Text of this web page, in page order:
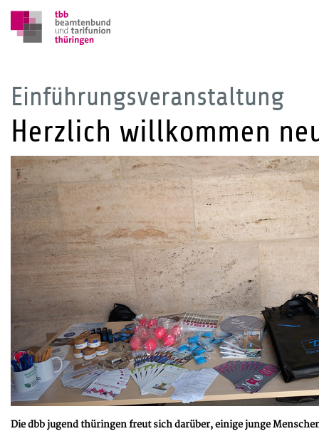
Einführungsveranstaltung
Herzlich willkommen
Die dbb jugend thüringen freut sich darüber, einige junge